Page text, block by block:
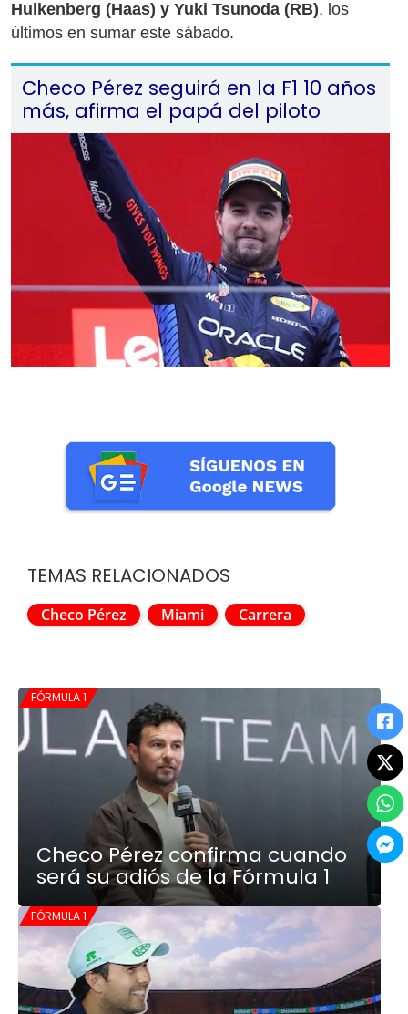
Hulkenberg (Haas) y Yuki Tsunoda (RB), los
últimos en sumar este sábado.
Checo Pérez seguirá en la F1 10 años
más, afirma el papá del piloto
TEMAS RELACIONADOS
Checo Pérez Miami Carrera
FÓRMULA 1
Checo Pérez confirma cuando
será su adiós de la Fórmula 1
FÓRMULA 1